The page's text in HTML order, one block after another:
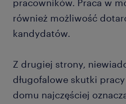
pracowników. Praca w
również możliwość
kandydatów.
Z drugiej strony,
długofalowe skutki
domu najczęściej